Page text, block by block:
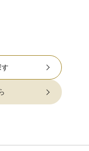
ラードレスを試着で
着る一着が自分もゲ
着になるウェディン